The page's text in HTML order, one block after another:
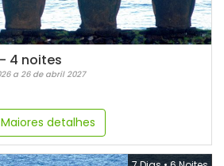
4 noites
a 26 de abril 2027
Maiores detalhes